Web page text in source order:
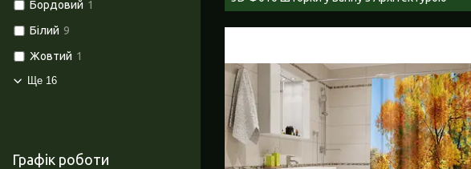
Бордовий 1
Білий 9
Жовтий 1
Ще 16
Графік роботи